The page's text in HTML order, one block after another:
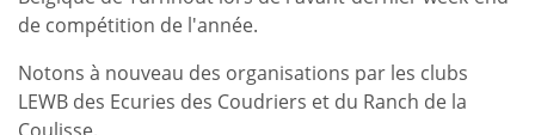
de compétition de l'année.
Notons à nouveau des organisations par les clubs
LEWB des Ecuries des Coudriers et du Ranch de la